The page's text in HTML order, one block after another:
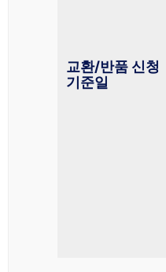
교환/반품 신청
기준일